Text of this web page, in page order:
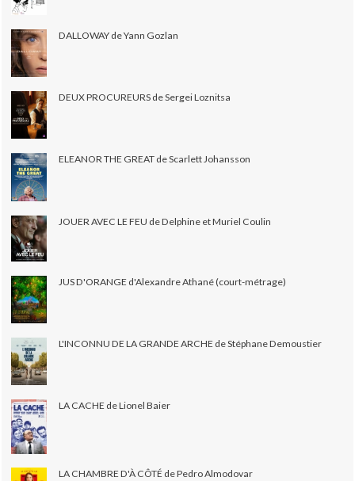
DALLOWAY de Yann Gozlan
DEUX PROCUREURS de Sergei Loznitsa
ELEANOR THE GREAT de Scarlett Johansson
JOUER AVEC LE FEU de Delphine et Muriel Coulin
JUS D'ORANGE d'Alexandre Athané (court-métrage)
L'INCONNU DE LA GRANDE ARCHE de Stéphane Demoustier
LA CACHE de Lionel Baier
LA CHAMBRE D'À CÔTÉ de Pedro Almodovar